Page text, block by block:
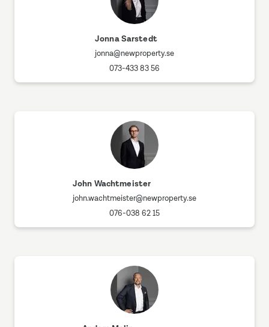
Jonna Sarstedt
jonna@newproperty.se
073-433 83 56
John Wachtmeister
john.wachtmeister@newproperty.se
076-038 62 15